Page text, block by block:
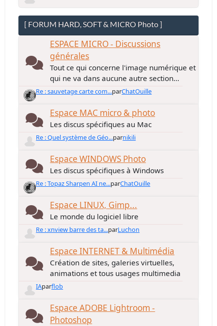
[ FORUM HARD, SOFT & MICRO Photo ]
ESPACE MICRO - Discussions
générales
Tout ce qui concerne l'image numérique et
qui ne va dans aucune autre section...
Re : sauvetage carte com...parChatOuille
Espace MAC micro & photo
Les discus spécifiques au Mac
Re : Quel système de Géo...parnikili
Espace WINDOWS Photo
Les discus spécifiques à Windows
Re : Topaz Sharpen AI ne...parChatOuille
Espace LINUX, Gimp...
Le monde du logiciel libre
Re : xnview barre des ta...parLuchon
Espace INTERNET & Multimédia
Création de sites, galeries virtuelles,
animations et tous usages multimedia
IAparflob
Espace ADOBE Lightroom -
Photoshop